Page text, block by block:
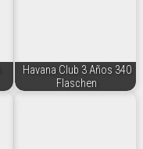
Havana Club 3 Años 340
Flaschen